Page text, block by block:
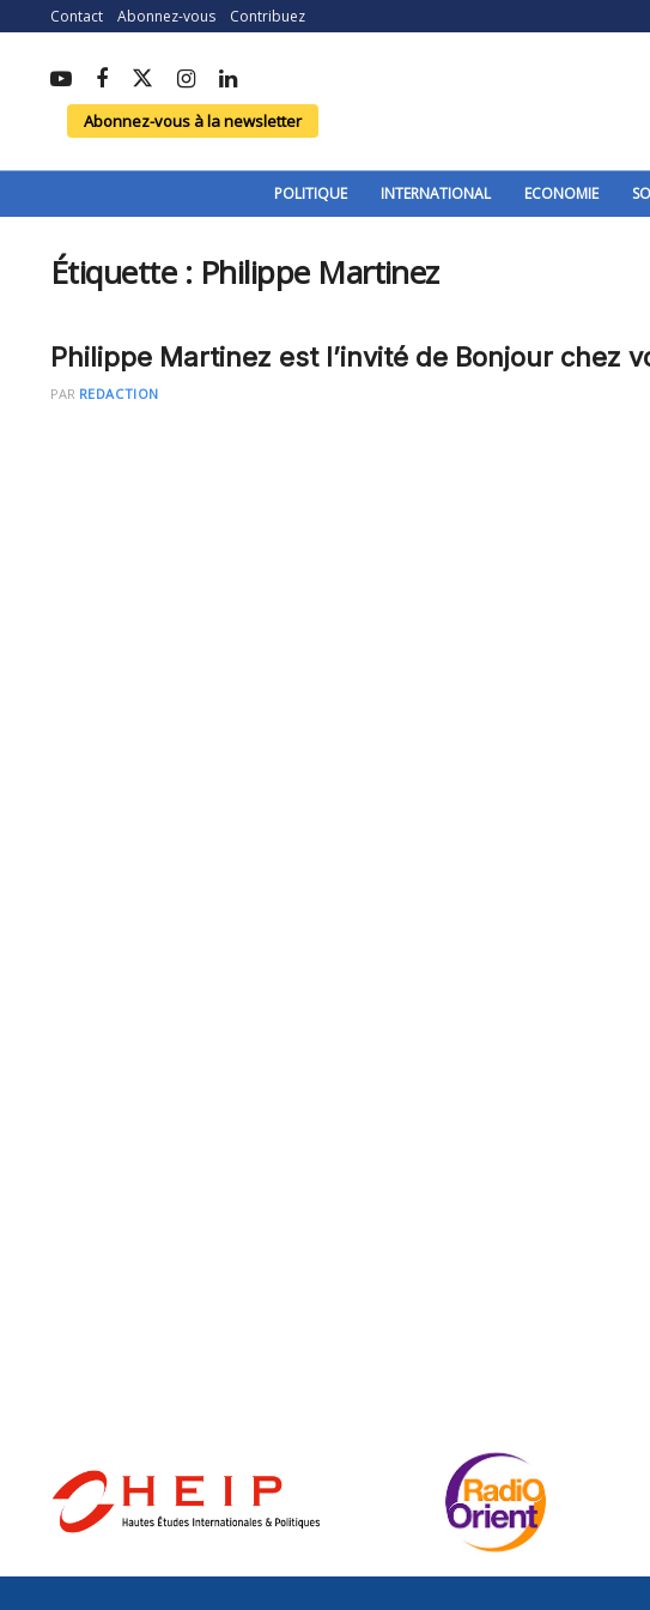
Contact Abonnez-vous Contribuez
Abonnez-vous à la newsletter
POLITIQUE INTERNATIONAL ECONOMIE
Étiquette : Philippe Martinez
Philippe Martinez est l’invité de Bonjour chez
PAR REDACTION